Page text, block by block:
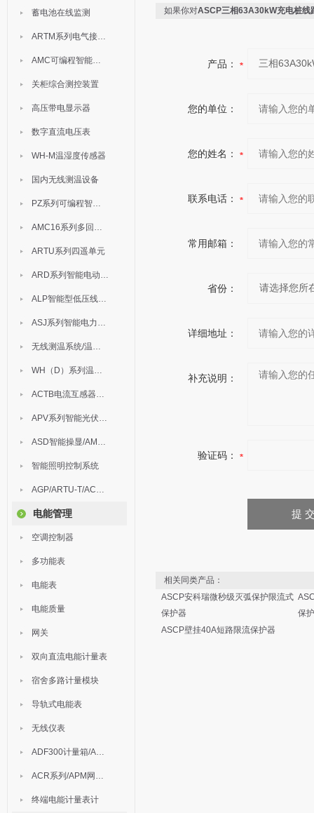
蓄电池在线监测
ARTM系列电气接点测温装置
AMC可编程智能电测表
关柜综合测控装置
高压带电显示器
数字直流电压表
WH-M温湿度传感器
国内无线测温设备
PZ系列可编程智能表
AMC16系列多回路监控装置
ARTU系列四遥单元
ARD系列智能电动机保护器
ALP智能型低压线路保护装置
ASJ系列智能电力继电器
无线测温系统/温度巡检
WH（D）系列温湿度控制器
ACTB电流互感器过电压保护器
APV系列智能光伏汇流箱
ASD智能操显/AM中压保护
智能照明控制系统
AGP/ARTU-T/ACM/ADDC
电能管理
空调控制器
多功能表
电能表
电能质量
网关
双向直流电能计量表
宿舍多路计量模块
导轨式电能表
无线仪表
ADF300计量箱/AEW无线计量
ACR系列/APM网络电力仪表
终端电能计量表计
如果你对ASCP三相63A30kW充电桩线
产品：
您的单位：
您的姓名：
联系电话：
常用邮箱：
省份：
详细地址：
补充说明：
验证码：
相关同类产品：
ASCP安科瑞微秒级灭弧保护限流式
保护器
保
ASCP壁挂40A短路限流保护器